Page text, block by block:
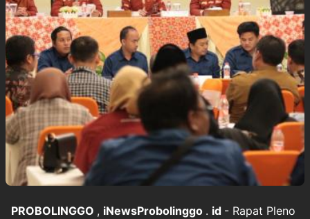
PROBOLINGGO , iNewsProbolinggo . id - Rapat Pleno